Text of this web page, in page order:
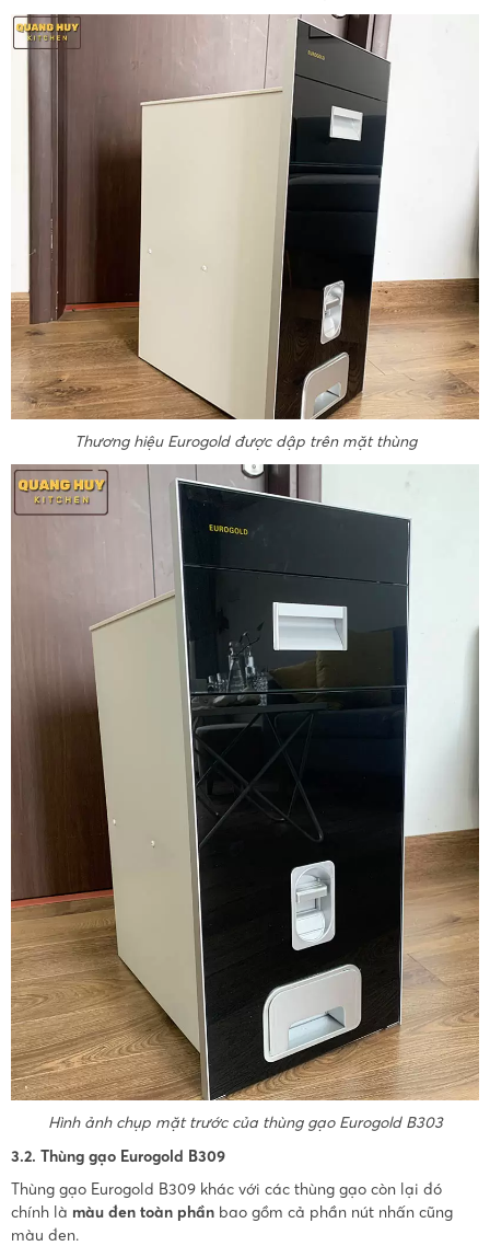
Thương hiệu Eurogold được dập trên mặt thùng
Hình ảnh chụp mặt trước của thùng gạo Eurogold B303
3.2. Thùng gạo Eurogold B309
Thùng gạo Eurogold B309 khác với các thùng gạo còn lại đó
chính là màu đen toàn phầnbao gồm cả phần nút nhấn cũng
màu đen.